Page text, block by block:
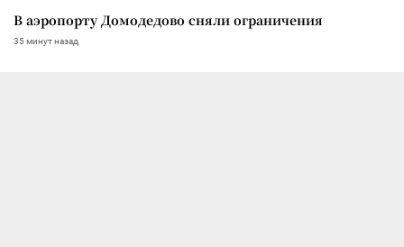
В аэропорту Домодедово сняли ограничения
35 минут назад